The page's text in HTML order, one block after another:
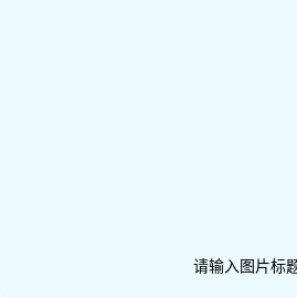
请输入图片标